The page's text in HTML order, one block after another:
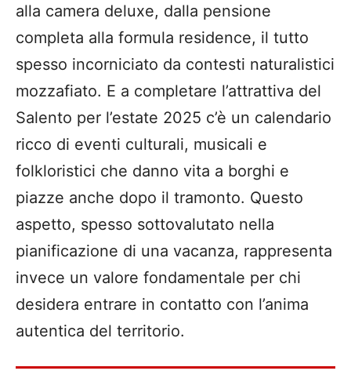
alla camera deluxe, dalla pensione
completa alla formula residence, il tutto
spesso incorniciato da contesti naturalistici
mozzafiato. E a completare l’attrattiva del
Salento per l’estate 2025 c’è un calendario
ricco di eventi culturali, musicali e
folkloristici che danno vita a borghi e
piazze anche dopo il tramonto. Questo
aspetto, spesso sottovalutato nella
pianificazione di una vacanza, rappresenta
invece un valore fondamentale per chi
desidera entrare in contatto con l’anima
autentica del territorio.